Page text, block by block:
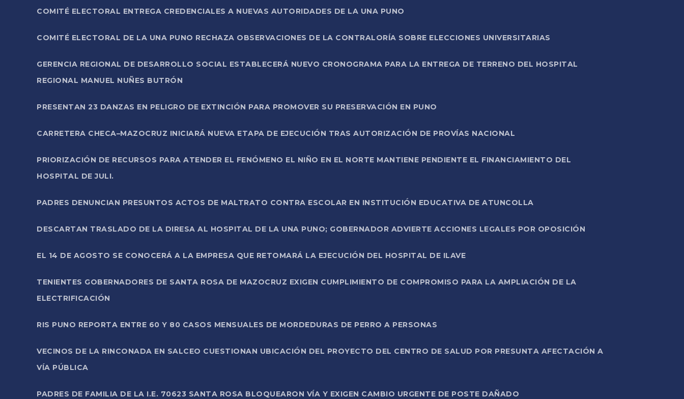
COMITÉ ELECTORAL ENTREGA CREDENCIALES A NUEVAS AUTORIDADES DE LA UNA PUNO
COMITÉ ELECTORAL DE LA UNA PUNO RECHAZA OBSERVACIONES DE LA CONTRALORÍA SOBRE ELECCIONES UNIVERSITARIAS
GERENCIA REGIONAL DE DESARROLLO SOCIAL ESTABLECERÁ NUEVO CRONOGRAMA PARA LA ENTREGA DE TERRENO DEL HOSPITAL
REGIONAL MANUEL NUÑES BUTRÓN
PRESENTAN 23 DANZAS EN PELIGRO DE EXTINCIÓN PARA PROMOVER SU PRESERVACIÓN EN PUNO
CARRETERA CHECA–MAZOCRUZ INICIARÁ NUEVA ETAPA DE EJECUCIÓN TRAS AUTORIZACIÓN DE PROVÍAS NACIONAL
PRIORIZACIÓN DE RECURSOS PARA ATENDER EL FENÓMENO EL NIÑO EN EL NORTE MANTIENE PENDIENTE EL FINANCIAMIENTO DEL
HOSPITAL DE JULI.
PADRES DENUNCIAN PRESUNTOS ACTOS DE MALTRATO CONTRA ESCOLAR EN INSTITUCIÓN EDUCATIVA DE ATUNCOLLA
DESCARTAN TRASLADO DE LA DIRESA AL HOSPITAL DE LA UNA PUNO; GOBERNADOR ADVIERTE ACCIONES LEGALES POR OPOSICIÓN
EL 14 DE AGOSTO SE CONOCERÁ A LA EMPRESA QUE RETOMARÁ LA EJECUCIÓN DEL HOSPITAL DE ILAVE
TENIENTES GOBERNADORES DE SANTA ROSA DE MAZOCRUZ EXIGEN CUMPLIMIENTO DE COMPROMISO PARA LA AMPLIACIÓN DE LA
ELECTRIFICACIÓN
RIS PUNO REPORTA ENTRE 60 Y 80 CASOS MENSUALES DE MORDEDURAS DE PERRO A PERSONAS
VECINOS DE LA RINCONADA EN SALCEO CUESTIONAN UBICACIÓN DEL PROYECTO DEL CENTRO DE SALUD POR PRESUNTA AFECTACIÓN A
VÍA PÚBLICA
PADRES DE FAMILIA DE LA I.E. 70623 SANTA ROSA BLOQUEARON VÍA Y EXIGEN CAMBIO URGENTE DE POSTE DAÑADO